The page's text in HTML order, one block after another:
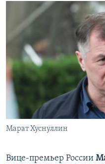
ТЕЛЕПРОЕКТ КРЫМ.РЕАЛИИ
СОВЕТЫ ПРАВОЗАЩИТНИКОВ
ПРОПАВШИЕ БЕЗ ВЕСТИ
ПОБЕДИТЕЛЕЙ НЕ СУДЯТ?
КРЫМ.НЕПОКОРЕННЫЙ
УКРАИНСКАЯ ПРОБЛЕМА
Українською
Qırımtatar
ПРИСОЕДИНЯЙТЕСЬ!
Все сайты RFE/RL
Марат Хуснуллин
Вице-премьер России